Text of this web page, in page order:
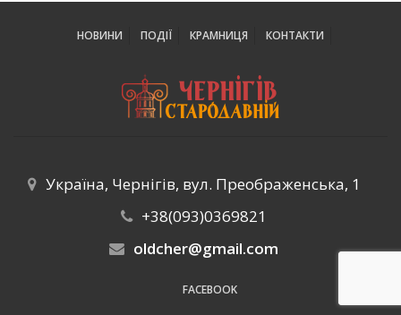
НОВИНИ ПОДІЇ КРАМНИЦЯ КОНТАКТИ
Україна, Чернігів, вул. Преображенська, 1
+38(093)0369821
oldcher@gmail.com
FACEBOOK